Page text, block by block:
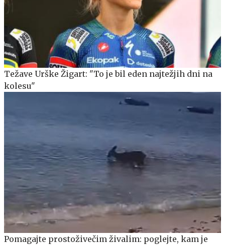
Težave Urške Žigart: "To je bil eden najtežjih dni na
kolesu"
Pomagajte prostoživečim živalim: poglejte, kam je